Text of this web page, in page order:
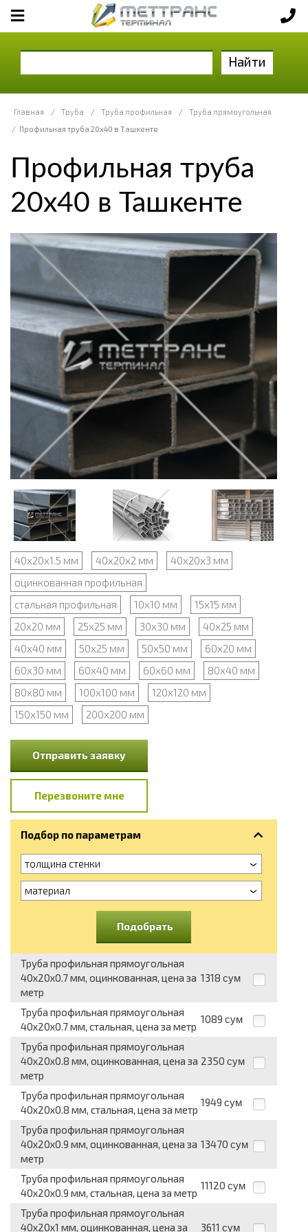
Найти
Главная / Труба / Труба профильная /
Труба прямоугольная
/ Профильная труба 20х40 в Ташкенте
Профильная труба
20х40 в Ташкенте
40х20х1.5 мм 40х20х2 мм
40х20х3 мм
оцинкованная профильная
стальная профильная
10х10 мм
15х15 мм
20х20 мм
25х25 мм 30х30 мм
40х25 мм
40х40 мм
50х25 мм 50х50 мм
60х20 мм
60х30 мм
60х40 мм 60х60 мм
80х40 мм
80х80 мм
100х100 мм
120х120 мм
150х150 мм
200х200 мм
Отправить заявку
Перезвоните мне
Подбор по параметрам
толщина стенки
материал
Подобрать
Труба профильная прямоугольная
40x20x0.7 мм, оцинкованная, цена за
метр
1318 сум
Труба профильная прямоугольная
40x20x0.7 мм, стальная, цена за метр
1089 сум
Труба профильная прямоугольная
40x20x0.8 мм, оцинкованная, цена за
метр
2350 сум
Труба профильная прямоугольная
40x20x0.8 мм, стальная, цена за метр
1949 сум
Труба профильная прямоугольная
40x20x0.9 мм, оцинкованная, цена за
метр
13470 сум
Труба профильная прямоугольная
40x20x0.9 мм, стальная, цена за метр
11120 сум
Труба профильная прямоугольная
40x20x1 мм, оцинкованная, цена за
3611 сум